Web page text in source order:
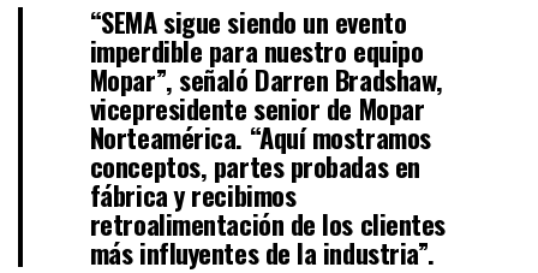
“SEMA sigue siendo un evento
imperdible para nuestro equipo
Mopar”, señaló Darren Bradshaw,
vicepresidente senior de Mopar
Norteamérica. “Aquí mostramos
conceptos, partes probadas en
fábrica y recibimos
retroalimentación de los clientes
más influyentes de la industria”.